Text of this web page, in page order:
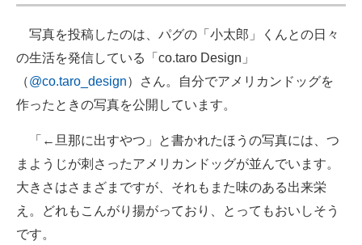
エネルギーの専門メディア
建設×テクノロジーの最前線
ちょっと気になるネットの話題
写真を投稿したのは、パグの「小太郎」くんとの日々
の生活を発信している「co.taro Design」
（@co.taro_design）さん。自分でアメリカンドッグを
作ったときの写真を公開しています。
「←旦那に出すやつ」と書かれたほうの写真には、つ
まようじが刺さったアメリカンドッグが並んでいます。
大きさはさまざまですが、それもまた味のある出来栄
え。どれもこんがり揚がっており、とってもおいしそう
です。